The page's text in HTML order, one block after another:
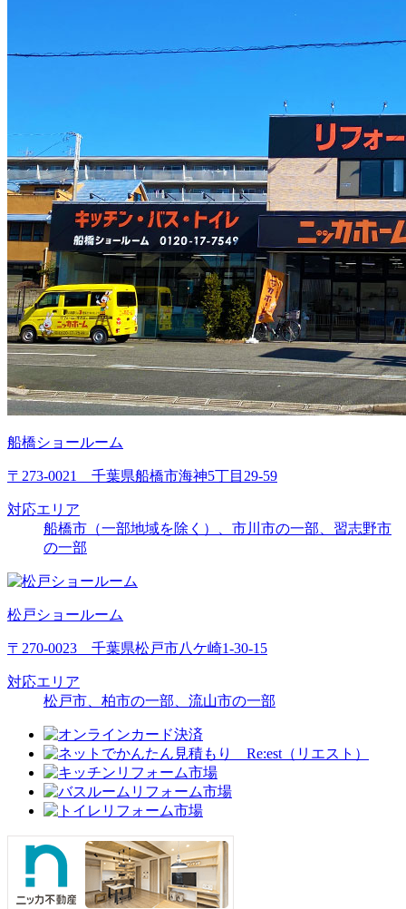
船橋ショールーム
〒273-0021 千葉県船橋市海神5丁目29-59
対応エリア
船橋市（一部地域を除く）、市川市の一部、習志野市
の一部
松戸ショールーム
〒270-0023 千葉県松戸市八ケ崎1-30-15
対応エリア
松戸市、柏市の一部、流山市の一部